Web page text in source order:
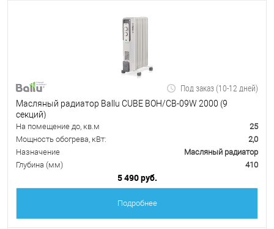
Под заказ (10-12 дней)
Масляный радиатор Ballu CUBE BOH/CB-09W 2000 (9
секций)
На помещение до, кв.м
25
Мощность обогрева, кВт:
2,0
Назначение
Масляный радиатор
Глубина (мм)
410
5 490 руб.
Подробнее